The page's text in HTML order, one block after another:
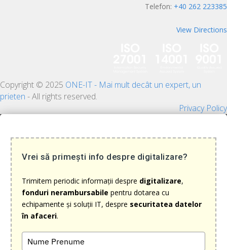
Telefon: +40 262 223385
View Directions
Copyright © 2025 ONE-IT - Mai mult decât un expert, un
prieten - All rights reserved.
Privacy Policy
Vrei să primești info despre digitalizare?
Trimitem periodic informații despre digitalizare,
fonduri nerambursabile pentru dotarea cu
echipamente și soluții IT, despre securitatea datelor
în afaceri.